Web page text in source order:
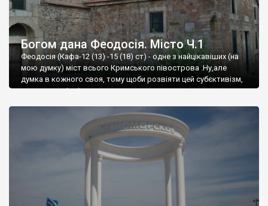
Богом дана Феодосія. Місто Ч.1
Феодосія (Кафа-12 (13) -15 (18) ст) - одне з найцікавіших (на
мою думку) міст всього Кримського півострова .Ну,але
думка в кожного своя, тому щоби розвіяти цей субєктивізм,
запрошую відвідати це